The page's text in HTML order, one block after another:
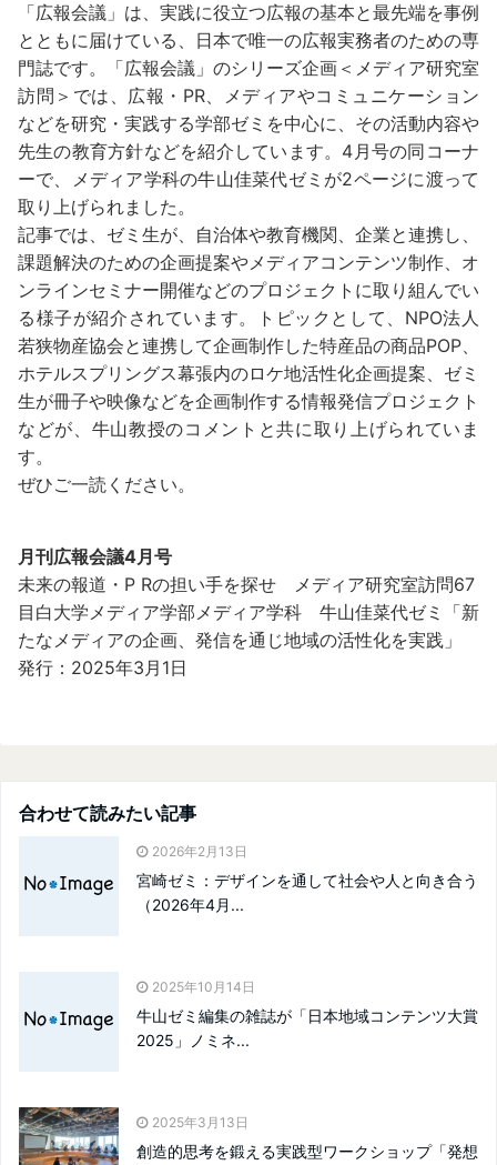
「広報会議」は、実践に役立つ広報の基本と最先端を事例
とともに届けている、日本で唯一の広報実務者のための専
門誌です。「広報会議」のシリーズ企画＜メディア研究室
訪問＞では、広報・PR、メディアやコミュニケーション
などを研究・実践する学部ゼミを中心に、その活動内容や
先生の教育方針などを紹介しています。4月号の同コーナ
ーで、メディア学科の牛山佳菜代ゼミが2ページに渡って
取り上げられました。
記事では、ゼミ生が、自治体や教育機関、企業と連携し、
課題解決のための企画提案やメディアコンテンツ制作、オ
ンラインセミナー開催などのプロジェクトに取り組んでい
る様子が紹介されています。トピックとして、NPO法人
若狭物産協会と連携して企画制作した特産品の商品POP、
ホテルスプリングス幕張内のロケ地活性化企画提案、ゼミ
生が冊子や映像などを企画制作する情報発信プロジェクト
などが、牛山教授のコメントと共に取り上げられていま
す。
ぜひご一読ください。
月刊広報会議4月号
未来の報道・P Rの担い手を探せ メディア研究室訪問67
目白大学メディア学部メディア学科 牛山佳菜代ゼミ「新
たなメディアの企画、発信を通じ地域の活性化を実践」
発行：2025年3月1日
合わせて読みたい記事
2026年2月13日
宮崎ゼミ：デザインを通して社会や人と向き合う
（2026年4月...
2025年10月14日
牛山ゼミ編集の雑誌が「日本地域コンテンツ大賞
2025」ノミネ...
2025年3月13日
創造的思考を鍛える実践型ワークショップ「発想